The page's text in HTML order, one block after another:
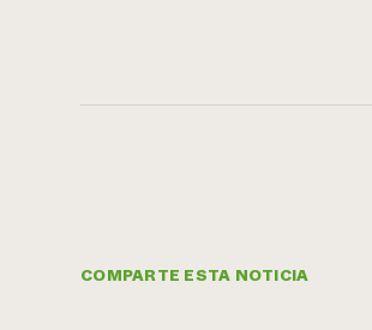
COMPARTE ESTA NOTICIA